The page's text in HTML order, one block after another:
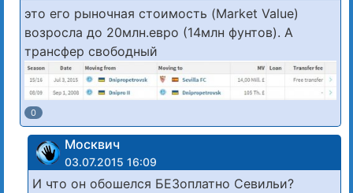
это его рыночная стоимость (Market Value)
возросла до 20млн.евро (14млн фунтов). А
трансфер свободный
0
Москвич
03.07.2015 16:09
И что он обошелся БЕЗоплатно Севильи?